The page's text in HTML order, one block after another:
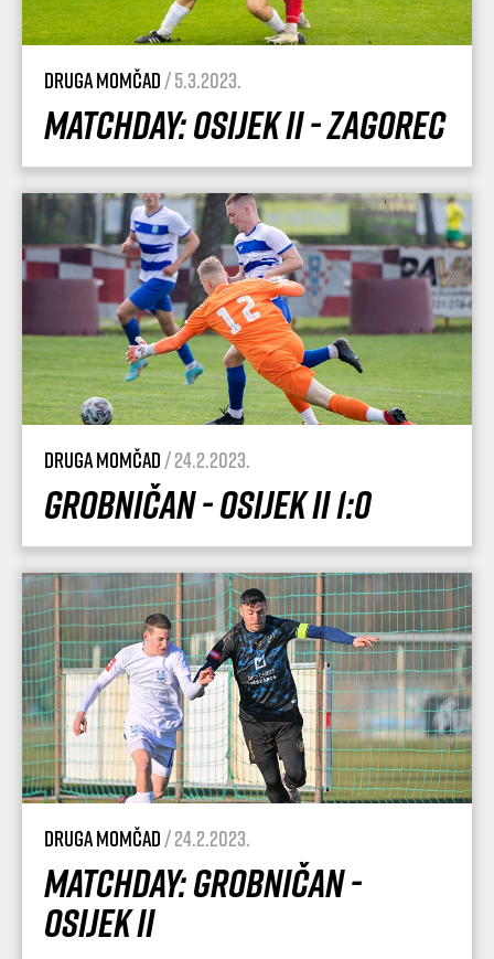
Druga momčad/ 5.3.2023.
Matchday: Osijek II - Zagorec
Druga momčad/ 24.2.2023.
Grobničan - Osijek II 1:0
Druga momčad/ 24.2.2023.
Matchday: Grobničan -
Osijek II